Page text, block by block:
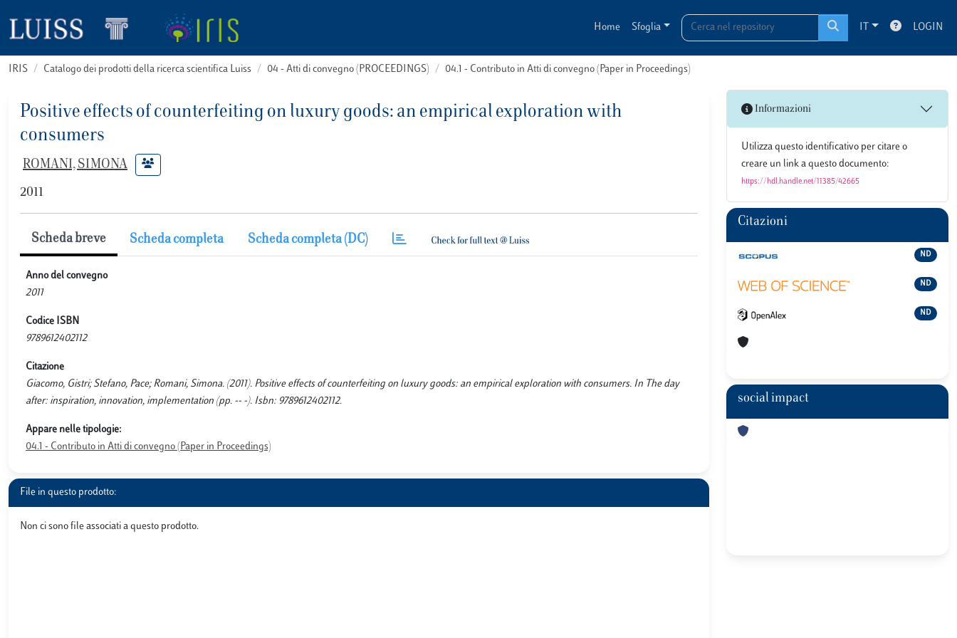
Home Sfoglia IT LOGIN
IRIS Catalogo dei prodotti della ricerca scientifica Luiss 04 - Atti di convegno (PROCEEDINGS) 04.1 - Contributo in Atti di convegno (Paper in Proceedings)
Positive effects of counterfeiting on luxury goods: an empirical exploration with
consumers
ROMANI, SIMONA
2011
Scheda breve Scheda completa Scheda completa (DC)
Anno del convegno
2011
Codice ISBN
9789612402112
Citazione
Giacomo, Gistri; Stefano, Pace; Romani, Simona. (2011). Positive effects of counterfeiting on luxury goods: an empirical exploration with consumers. In The day
after: inspiration, innovation, implementation (pp. -- -). Isbn: 9789612402112.
Appare nelle tipologie:
04.1 - Contributo in Atti di convegno (Paper in Proceedings)
File in questo prodotto:
Non ci sono file associati a questo prodotto.
Informazioni
Utilizza questo identificativo per citare o
creare un link a questo documento:
https://hdl.handle.net/11385/42665
Citazioni
ND
ND
ND
social impact